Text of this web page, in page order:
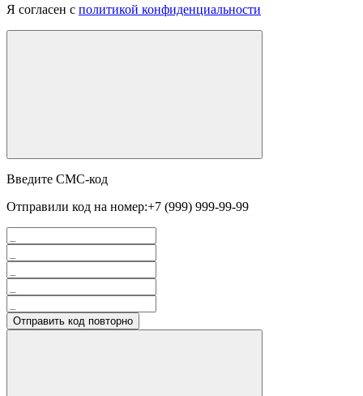
Я согласен с политикой конфиденциальности
Введите СМС-код
Отправили код на номер:+7 (999) 999-99-99
Отправить код повторно